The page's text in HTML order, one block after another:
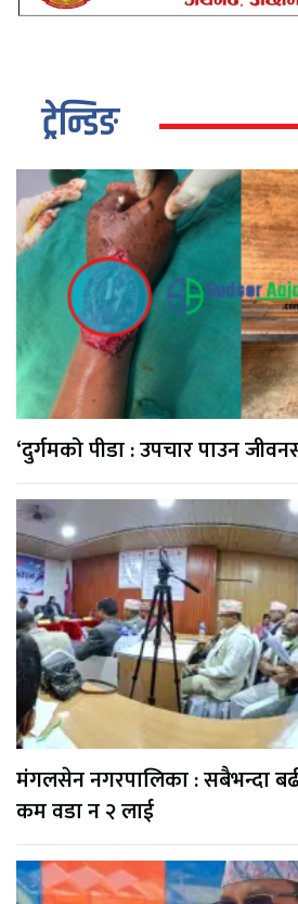
ट्रेन्डिङ
‘दुर्गमको पीडा : उपचार पाउन
मंगलसेन नगरपालिका : सबैभन्दा
कम वडा न २ लाई